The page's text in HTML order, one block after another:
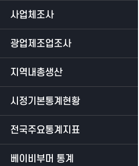
사업체조사
광업제조업조사
지역내총생산
시정기본통계현황
전국주요통계지표
베이비부머 통계